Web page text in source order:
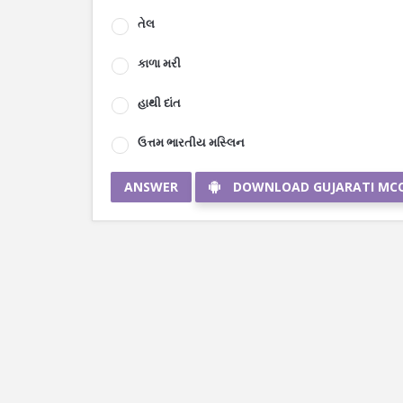
તેલ
કાળા મરી
હાથી દાંત
ઉત્તમ ભારતીય મસ્લિન
ANSWER DOWNLOAD GUJARATI